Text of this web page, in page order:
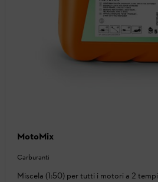
MotoMix
Carburanti
Miscela (1:50) per tutti i motori a 2 tempi